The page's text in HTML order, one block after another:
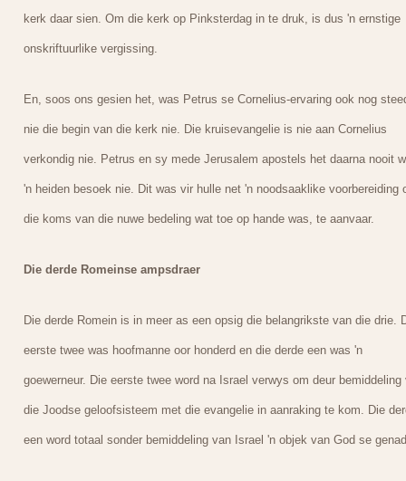
kerk daar sien. Om die kerk op Pinksterdag in te druk, is dus 'n ernstige
onskriftuurlike vergissing.
En, soos ons gesien het, was Petrus se Cornelius-ervaring ook nog
nie die begin van die kerk nie. Die kruisevangelie is nie aan Cornelius
verkondig nie. Petrus en sy mede Jerusalem apostels het daarna nooit
'n heiden besoek nie. Dit was vir hulle net 'n noodsaaklike voorbereiding
die koms van die nuwe bedeling wat toe op hande was, te aanvaar.
Die derde Romeinse ampsdraer
Die derde Romein is in meer as een opsig die belangrikste van die drie.
eerste twee was hoofmanne oor honderd en die derde een was 'n
goewerneur. Die eerste twee word na Israel verwys om deur bemiddeling
die Joodse geloofsisteem met die evangelie in aanraking te kom. Die
een word totaal sonder bemiddeling van Israel 'n objek van God se